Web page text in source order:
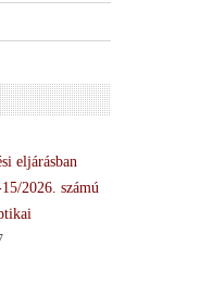
eljárásban
2026. számú